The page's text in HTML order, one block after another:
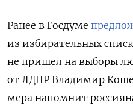
Ранее в Госдуме
из избирательных
не пришел на выборы
от ЛДПР Владимир
мера напомнит